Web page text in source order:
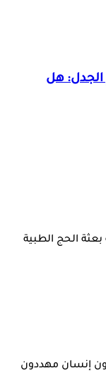
هل
الحج الطبية
يدق ناقوس الخطر: 50 مليون إنسان مهددون